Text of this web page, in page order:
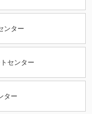
ンター
センター
ター